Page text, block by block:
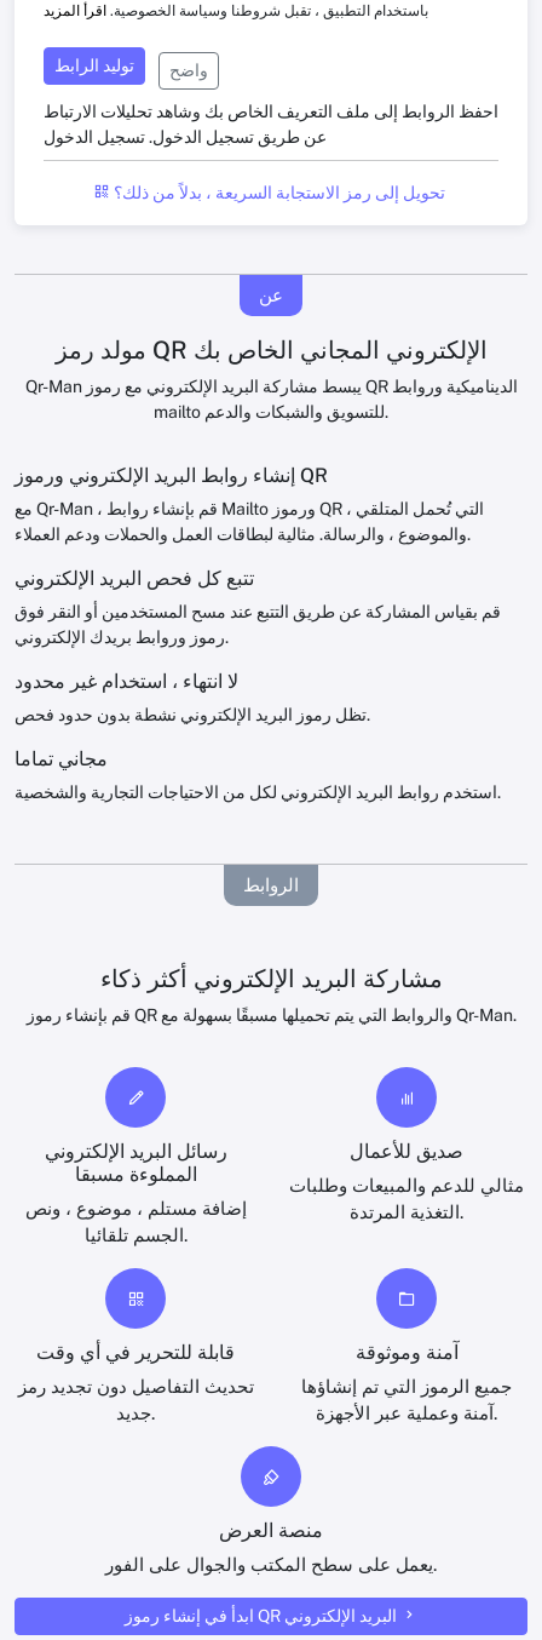
باستخدام التطبيق ، تقبل شروطنا وسياسة الخصوصية. اقرأ المزيد
توليد الرابط واضح
احفظ الروابط إلى ملف التعريف الخاص بك وشاهد تحليلات الارتباط
عن طريق تسجيل الدخول.تسجيل الدخول
تحويل إلى رمز الاستجابة السريعة ، بدلاً من ذلك؟
عن
مولد رمز QR الإلكتروني المجاني الخاص بك
Qr-Man يبسط مشاركة البريد الإلكتروني مع رموز QR الديناميكية وروابط
mailto للتسويق والشبكات والدعم.
إنشاء روابط البريد الإلكتروني ورموز QR
مع Qr-Man ، قم بإنشاء روابط Mailto ورموز QR التي تُحمل المتلقي ،
والموضوع ، والرسالة. مثالية لبطاقات العمل والحملات ودعم العملاء.
تتبع كل فحص البريد الإلكتروني
قم بقياس المشاركة عن طريق التتبع عند مسح المستخدمين أو النقر فوق
رموز وروابط بريدك الإلكتروني.
لا انتهاء ، استخدام غير محدود
تظل رموز البريد الإلكتروني نشطة بدون حدود فحص.
مجاني تماما
استخدم روابط البريد الإلكتروني لكل من الاحتياجات التجارية والشخصية.
الروابط
مشاركة البريد الإلكتروني أكثر ذكاء
قم بإنشاء رموز QR والروابط التي يتم تحميلها مسبقًا بسهولة مع Qr-Man.
رسائل البريد الإلكتروني
المملوءة مسبقا
إضافة مستلم ، موضوع ، ونص
الجسم تلقائيا.
صديق للأعمال
مثالي للدعم والمبيعات وطلبات
التغذية المرتدة.
قابلة للتحرير في أي وقت
تحديث التفاصيل دون تجديد رمز
جديد.
آمنة وموثوقة
جميع الرموز التي تم إنشاؤها
آمنة وعملية عبر الأجهزة.
منصة العرض
يعمل على سطح المكتب والجوال على الفور.